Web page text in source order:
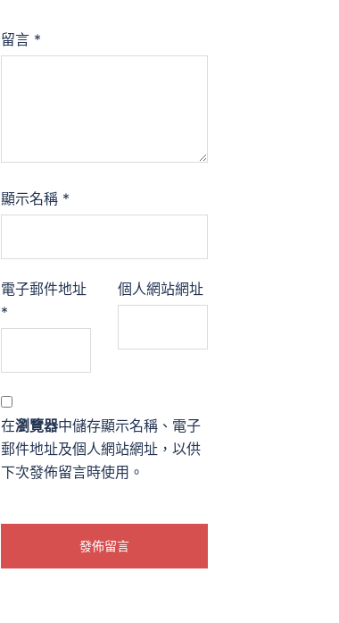
留言 *
顯示名稱 *
電子郵件地址
*
個人網站網址
在瀏覽器中儲存顯示名稱、電子
郵件地址及個人網站網址，以供
下次發佈留言時使用。